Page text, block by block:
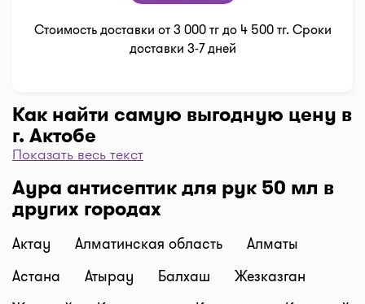
Стоимость доставки от 3 000 тг до 4 500 тг. Сроки
доставки 3-7 дней
Как найти самую выгодную цену в
г. Актобе
Чтобы отфильтровать аптеки по цене, нажмите
"Фильтр", далее "По цене, от 1..." и кнопку
"Выбрать". Самая низкая цена в аптеке перед
Доставка
Нужна быстрая доставка лекарств в г. Актобе?
Добавляйте нужные препараты по кнопке
Показать весь текст
Аура антисептик для рук 50 мл в
других городах
Актау Алматинская область
Алматы
Астана
Атырау Балхаш
Жезказган